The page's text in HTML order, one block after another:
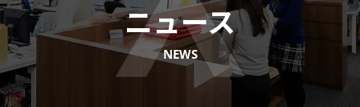
ニュース
NEWS